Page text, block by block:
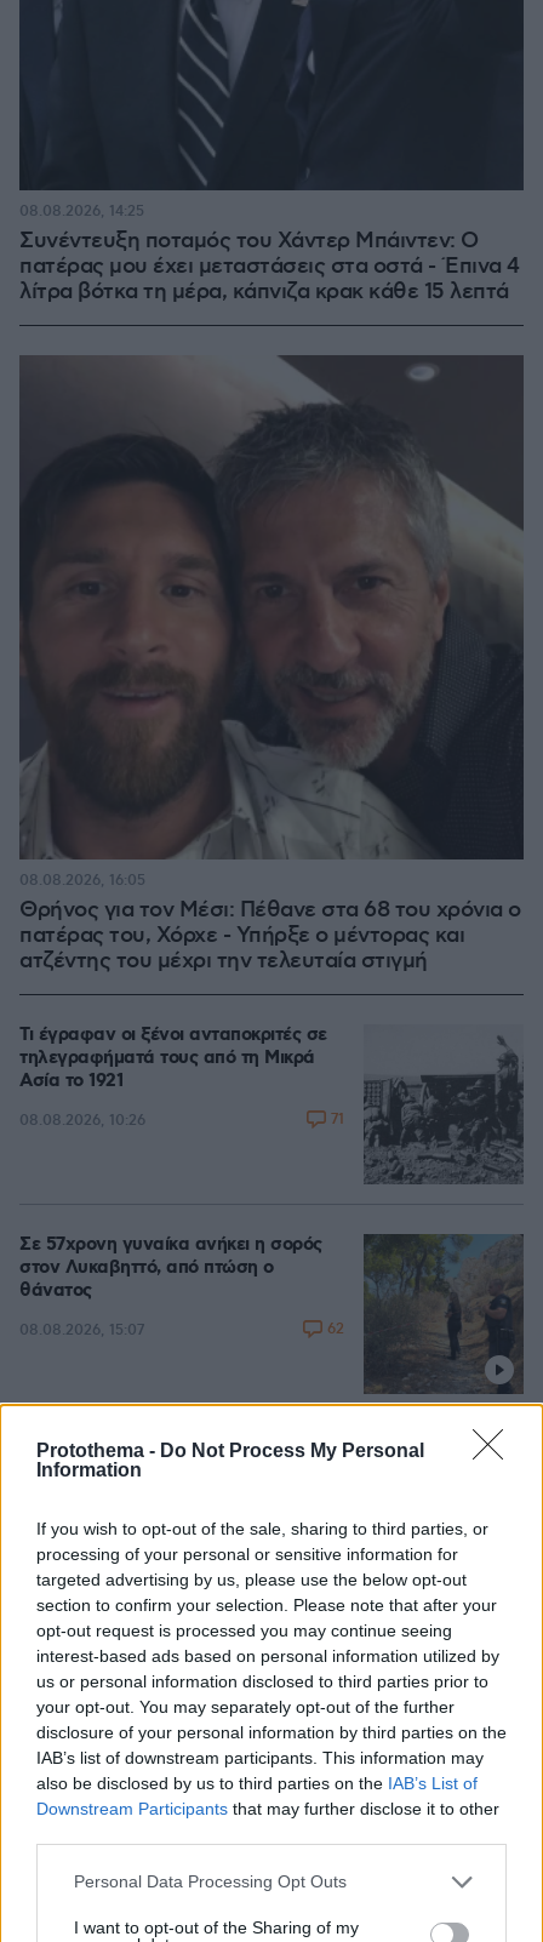
Protothema - Do Not Process My Personal
Information
If you wish to opt-out of the sale, sharing to third parties, or
processing of your personal or sensitive information for
targeted advertising by us, please use the below opt-out
section to confirm your selection. Please note that after your
opt-out request is processed you may continue seeing
interest-based ads based on personal information utilized by
us or personal information disclosed to third parties prior to
your opt-out. You may separately opt-out of the further
disclosure of your personal information by third parties on the
IAB’s list of downstream participants. This information may
also be disclosed by us to third parties on the IAB’s List of
Downstream Participants that may further disclose it to other
Please note that this website/app uses one or more Google
not limited to your visit or usage behaviour. You may click to
Personal Data Processing Opt Outs
I want to opt-out of the Sharing of my
Συνέντευξη ποταμός του Χάντερ Μπάιντεν: Ο
πατέρας μου έχει μεταστάσεις στα οστά - Έπινα 4
λίτρα βότκα τη μέρα, κάπνιζα κρακ κάθε 15 λεπτά
08.08.2026, 14:25
Θρήνος για τον Μέσι: Πέθανε στα 68 του χρόνια ο
πατέρας του, Χόρχε - Υπήρξε ο μέντορας και
ατζέντης του μέχρι την τελευταία στιγμή
08.08.2026, 16:05
Τι έγραφαν οι ξένοι ανταποκριτές σε
τηλεγραφήματά τους από τη Μικρά
Ασία το 1921
08.08.2026, 10:26 71
Σε 57χρονη γυναίκα ανήκει η σορός
στον Λυκαβηττό, από πτώση ο
θάνατος
08.08.2026, 15:07 62
Προήχθη σε Αστυνόμο Α' η
Κωνσταντία Δημογλίδου
Συνετρίβη πυροσβεστικό ελικόπτερο
ενώ επιχειρούσε σε μεγάλη δασική
πυρκαγιά στη Γιούτα
08.08.2026, 09:34
Βίντεο: Μεθυσμένη σκότωσε νύφη
λίγες ώρες μετά τον γάμο της και στο
τμήμα ζητούσε κλαίγοντας τον πατέρα